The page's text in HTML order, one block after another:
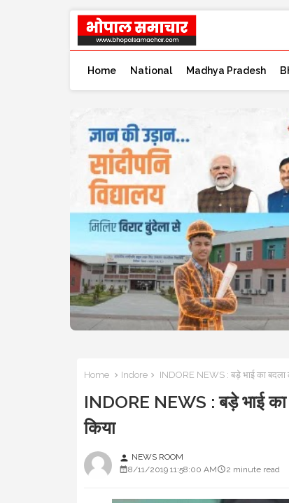
Home National Madhya Pradesh
Home Indore INDORE NEWS : बड़े भाई का बदला
INDORE NEWS : बड़े भाई
किया
person NEWS ROOM
8/11/2019 11:58:00 AM
2 minute read